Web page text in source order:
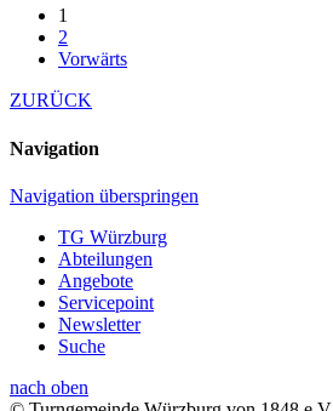
1
2
Vorwärts
ZURÜCK
Navigation
Navigation überspringen
TG Würzburg
Abteilungen
Angebote
Servicepoint
Newsletter
Suche
nach oben